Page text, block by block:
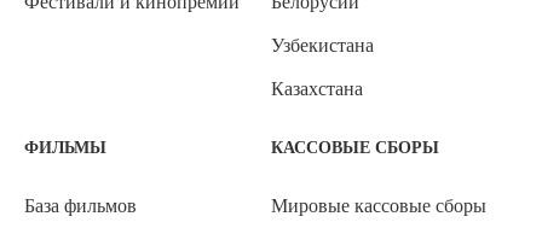
Узбекистана
Казахстана
ФИЛЬМЫ
База фильмов
КАССОВЫЕ СБОРЫ
Мировые кассовые сборы